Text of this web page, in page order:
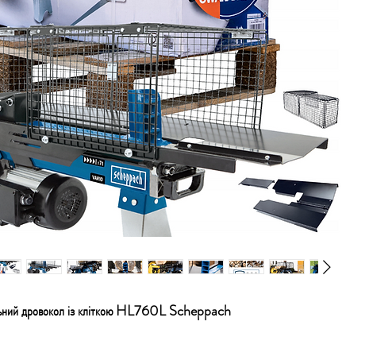
дровокол із кліткою HL760L Scheppach